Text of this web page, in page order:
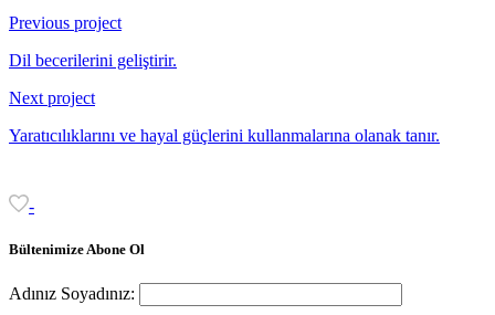
Previous project
Dil becerilerini geliştirir.
Next project
Yaratıcılıklarını ve hayal güçlerini kullanmalarına olanak tanır.
-
Bültenimize Abone Ol
Adınız Soyadınız: